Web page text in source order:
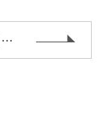
壁と天井の板貼り仕上げ